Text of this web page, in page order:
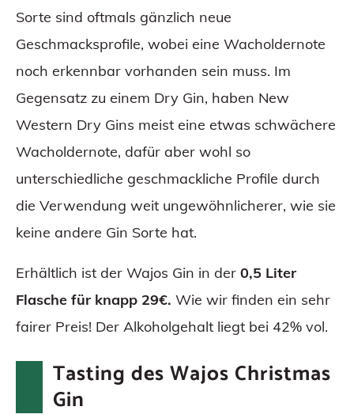
Sorte sind oftmals gänzlich neue
Geschmacksprofile, wobei eine Wacholdernote
noch erkennbar vorhanden sein muss. Im
Gegensatz zu einem Dry Gin, haben New
Western Dry Gins meist eine etwas schwächere
Wacholdernote, dafür aber wohl so
unterschiedliche geschmackliche Profile durch
die Verwendung weit ungewöhnlicherer, wie sie
keine andere Gin Sorte hat.
Erhältlich ist der Wajos Gin in der 0,5 Liter
Flasche für knapp 29€. Wie wir finden ein sehr
fairer Preis! Der Alkoholgehalt liegt bei 42% vol.
Tasting des Wajos Christmas
Gin